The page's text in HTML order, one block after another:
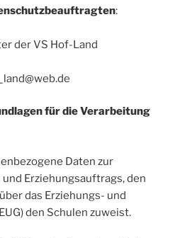
:
der VS Hof-Land
für die Verarbeitung
Daten zur
Erziehungsauftrags, den
das Erziehungs- und
den Schulen zuweist.